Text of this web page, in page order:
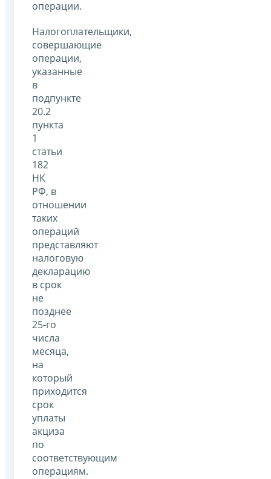
операции.
Налогоплательщики,
совершающие
операции,
указанные
в
подпункте
20.2
пункта
1
статьи
182
НК
РФ, в
отношении
таких
операций
представляют
налоговую
декларацию
в срок
не
позднее
25-го
числа
месяца,
на
который
приходится
срок
уплаты
акциза
по
соответствующим
операциям.